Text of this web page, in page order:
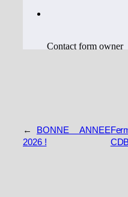
←
BONNE ANNEE
2026 !